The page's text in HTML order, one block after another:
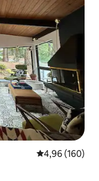
4,96 av 5 i
4,96 (160)